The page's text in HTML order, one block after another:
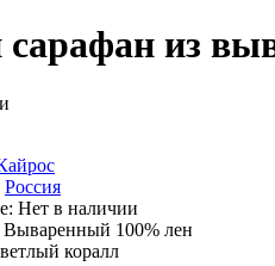
из
Россия
Нет в наличии
Вываренный 100% лен
коралл